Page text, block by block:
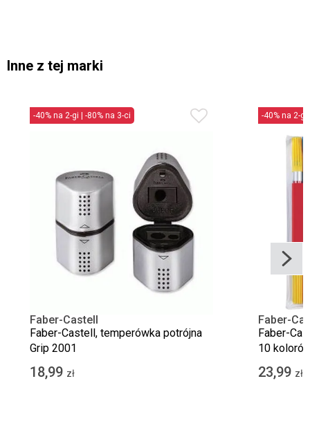
Inne z tej marki
-40% na 2-gi | -80% na 3-ci
Faber-Castell
Faber-Castell, temperówka potrójna
Grip 2001
18,99 zł
-40% na 2-gi
Faber-
Faber-
10
23,99 zł